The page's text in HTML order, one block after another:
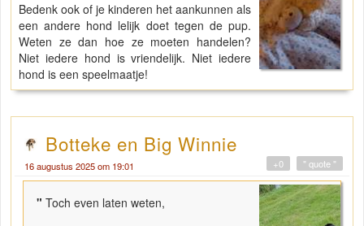
Bedenk ook of je kinderen het aankunnen als
een andere hond lelijk doet tegen de pup.
Weten ze dan hoe ze moeten handelen?
Niet iedere hond is vriendelijk. Niet iedere
hond is een speelmaatje!
Botteke en Big Winnie
16 augustus 2025 om 19:01 " quote "
+0
" Toch even laten weten,